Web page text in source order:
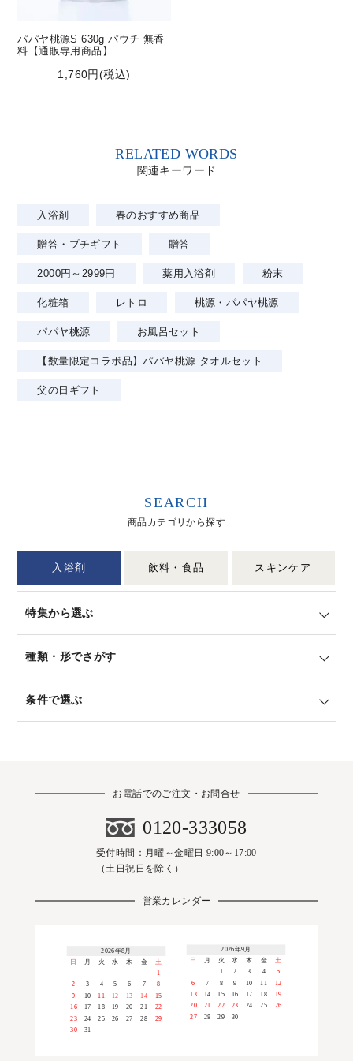
パパヤ桃源S 630g パウチ 無香
料【通販専用商品】
1,760円(税込)
RELATED WORDS
関連キーワード
入浴剤 春のおすすめ商品
贈答・プチギフト 贈答
2000円～2999円 薬用入浴剤 粉末
化粧箱 レトロ 桃源・パパヤ桃源
パパヤ桃源 お風呂セット
【数量限定コラボ品】パパヤ桃源 タオルセット
父の日ギフト
SEARCH
商品カテゴリから探す
入浴剤 飲料・食品 スキンケア
特集から選ぶ
種類・形でさがす
条件で選ぶ
お電話でのご注文・お問合せ
0120-333058
受付時間：月曜～金曜日 9:00～17:00
（土日祝日を除く）
営業カレンダー
2026年8月
日
月 火 水 木 金
土
1
2 3 4 5 6 7
8
9
10 11 12 13 14
15
16
17 18 19 20 21 22
23 24 25 26 27 28
29
30
31
2026年9月
日
月 火 水 木 金
土
1
2 3 4 5
6 7 8 9 10 11
12
13
14 15 16 17 18 19
20 21 22 23 24 25
26
27
28 29 30